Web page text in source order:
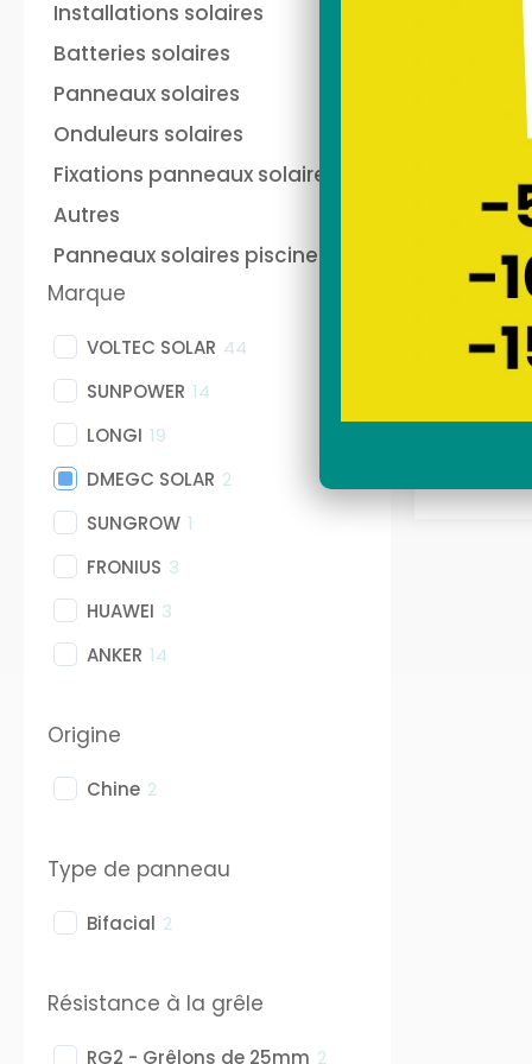
Installations solaires
Batteries solaires
Panneaux solaires
Onduleurs solaires
Fixations panneaux solaires
Autres
Panneaux solaires piscine
Marque
VOLTEC SOLAR 44
SUNPOWER 14
LONGI 19
DMEGC SOLAR 2
SUNGROW 1
FRONIUS 3
HUAWEI 3
ANKER 14
Origine
Chine 2
Type de panneau
Bifacial 2
Résistance à la grêle
RG2 - Grêlons de 25mm 2